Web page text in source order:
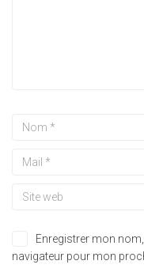
Enregistrer mon
navigateur pour mon